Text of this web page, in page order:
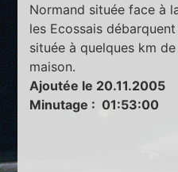
Normand située face à
les Ecossais
située à quelques km
maison.
Ajoutée le 20.11.2005
Minutage : 01:53:00